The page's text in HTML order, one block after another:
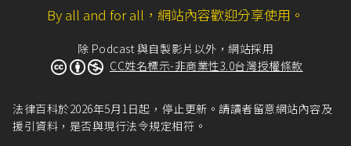
By all and for all，網站內容歡迎分享使用。
除 Podcast 與自製影片以外，網站採用
CC姓名標示-非商業性3.0台灣授權條款
法律百科於2026年5月1日起，停止更新。請讀者留意網站內容及
援引資料，是否與現行法令規定相符。